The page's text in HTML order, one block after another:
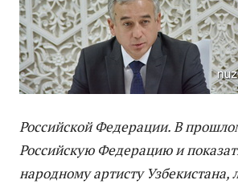
Российской Федерации. В
Российскую Федерацию и
народному артисту